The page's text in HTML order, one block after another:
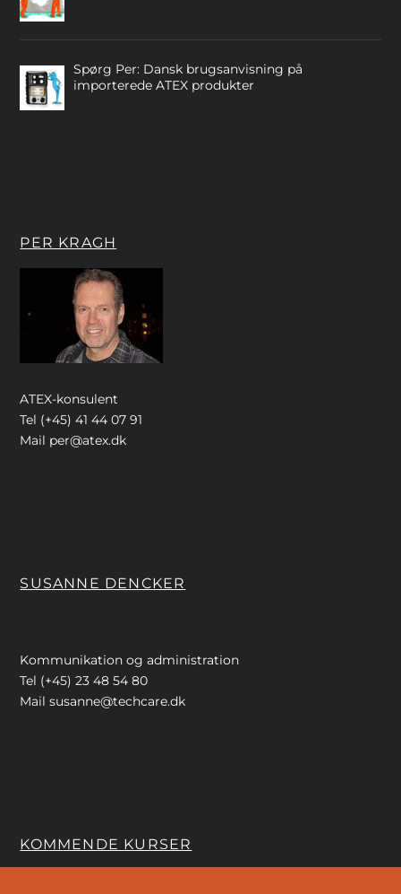
Spørg Per: Dansk brugsanvisning på
importerede ATEX produkter
PER KRAGH
ATEX-konsulent
Tel (+45) 41 44 07 91
Mail per@atex.dk
SUSANNE DENCKER
Kommunikation og administration
Tel (+45) 23 48 54 80
Mailsusanne@techcare.dk
KOMMENDE KURSER